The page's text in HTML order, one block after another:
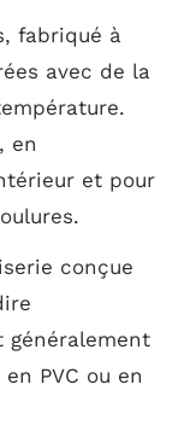
fabriqué à
avec de la
en
et pour
conçue
généralement
PVC ou en